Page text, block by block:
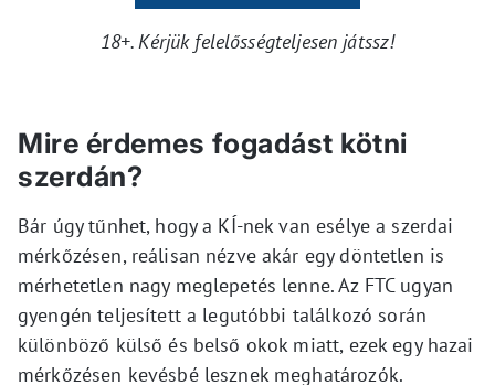
18+. Kérjük felelősségteljesen játssz!
Mire érdemes fogadást kötni
szerdán?
Bár úgy tűnhet, hogy a KÍ-nek van esélye a szerdai
mérkőzésen, reálisan nézve akár egy döntetlen is
mérhetetlen nagy meglepetés lenne. Az FTC ugyan
gyengén teljesített a legutóbbi találkozó során
különböző külső és belső okok miatt, ezek egy hazai
mérkőzésen kevésbé lesznek meghatározók.